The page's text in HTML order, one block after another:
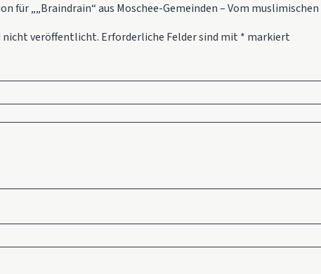
für „„Braindrain“ aus Moschee-Gemeinden – Vom
nicht veröffentlicht. Erforderliche Felder sind mit * markiert